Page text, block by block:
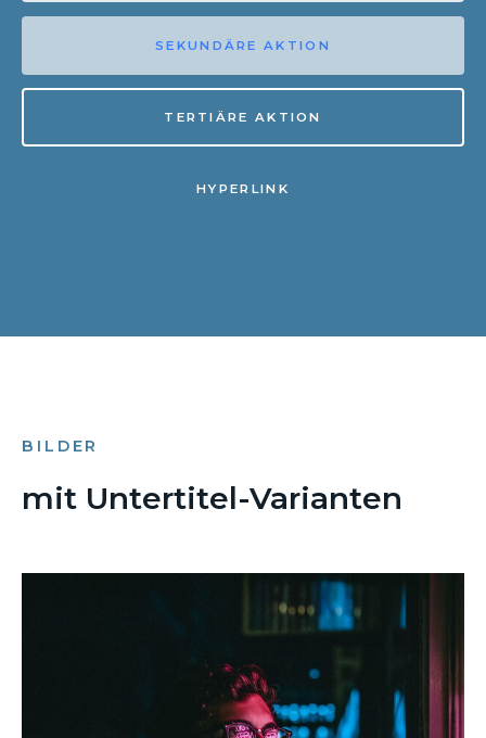
SEKUNDÄRE AKTION
TERTIÄRE AKTION
HYPERLINK
BILDER
mit Untertitel-Varianten